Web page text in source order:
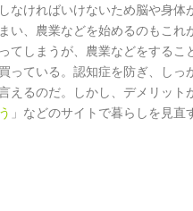
なければいけないため脳や身体
い、農業などを始めるのもこれ
てしまうが、農業などをするこ
っている。認知症を防ぎ、しっ
えるのだ。しかし、デメリット
」などのサイトで暮らしを見直